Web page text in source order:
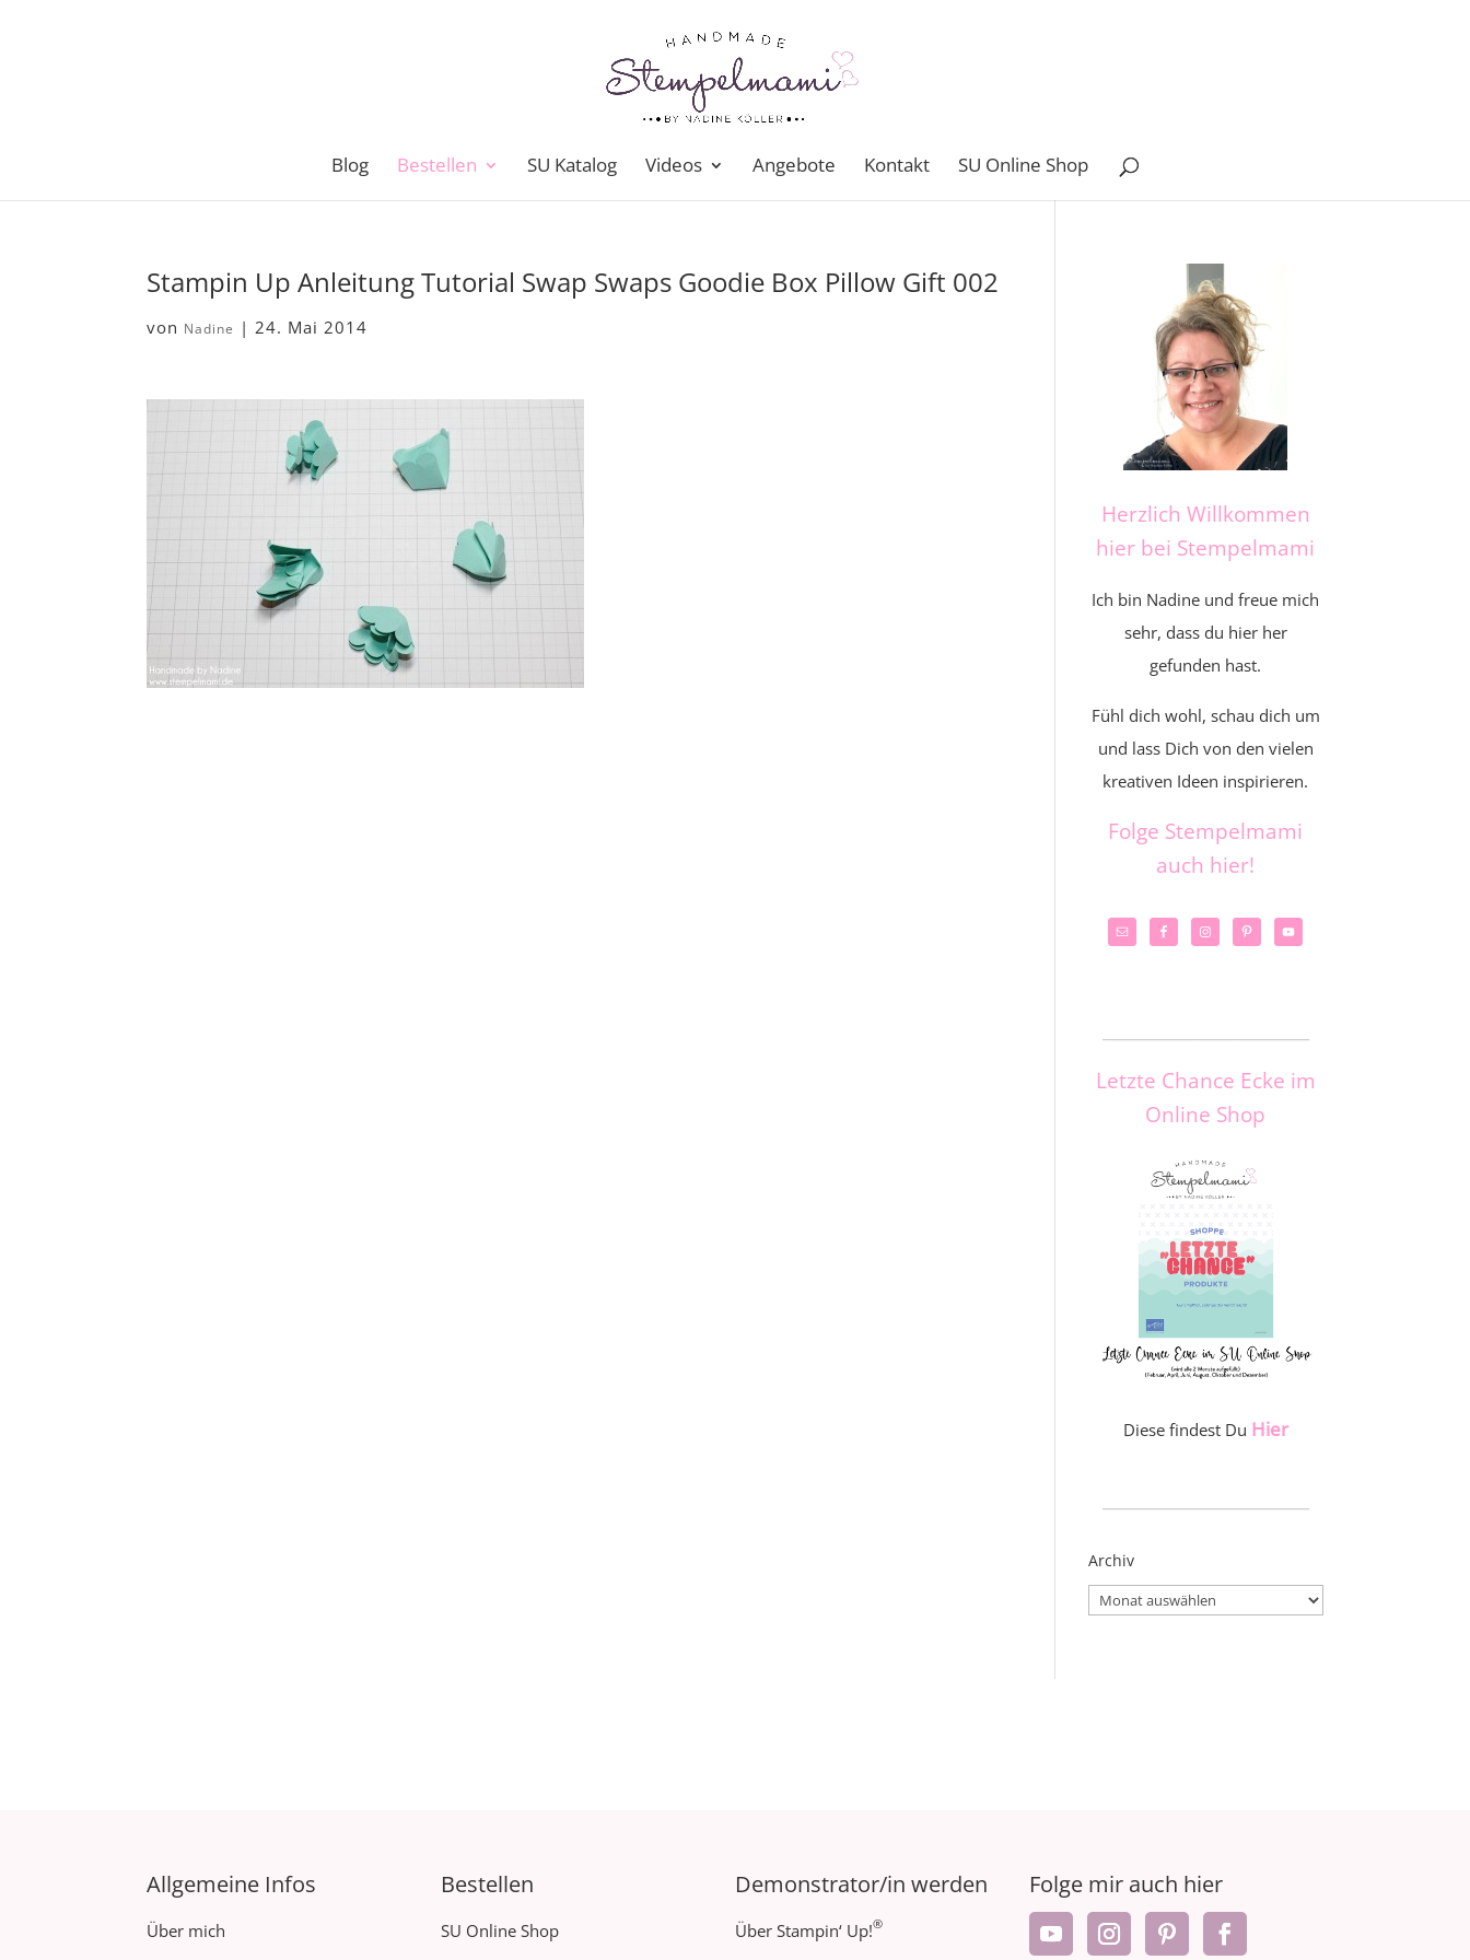
Blog Bestellen SU Katalog Videos Angebote Kontakt SU Online Shop
Stampin Up Anleitung Tutorial Swap Swaps Goodie Box Pillow Gift 002
von Nadine |24. Mai 2014
Herzlich Willkommen
hier bei Stempelmami
Ich bin Nadine und freue mich
sehr, dass du hier her
gefunden hast.
Fühl dich wohl, schau dich um
und lass Dich von den vielen
kreativen Ideen inspirieren.
Folge Stempelmami
auch hier!
Letzte Chance Ecke im
Online Shop
Diese findest Du Hier
Archiv
Archiv
Allgemeine Infos
Über mich
Bestellen
SU Online Shop
Demonstrator/in werden
Über Stampin‘ Up!®
Folge mir auch hier